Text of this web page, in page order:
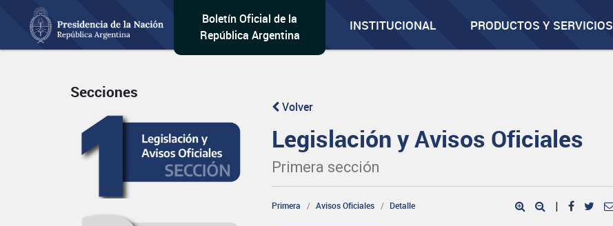
Boletín Oficial de la
República Argentina
INSTITUCIONAL PRODUCTOS Y SERVICIOS
Secciones
Volver
Legislación y Avisos Oficiales
Primera sección
Primera Avisos Oficiales Detalle |